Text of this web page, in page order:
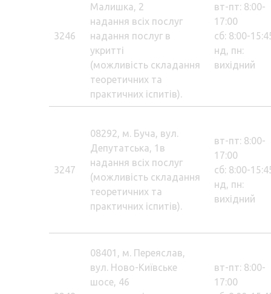
3246
Малишка, 2
надання всіх послуг
надання послуг в
укритті
(можливість складання
теоретичних та
практичних іспитів).
вт-пт: 8:00-
17:00
сб: 8:00-
нд, пн:
вихідний
3247
08292, м. Буча, вул.
Депутатська, 1в
надання всіх послуг
(можливість складання
теоретичних та
практичних іспитів).
вт-пт: 8:00-
17:00
сб: 8:00-
нд, пн:
вихідний
08401, м. Переяслав,
вул. Ново-Київське
шосе, 46
вт-пт: 8:00-
17:00